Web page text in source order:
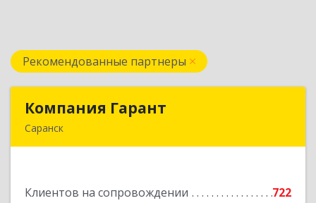
Рекомендованные партнеры
Компания Гарант
Саранск
Клиентов на сопровождении
722
Компания Гарант
Подробнее